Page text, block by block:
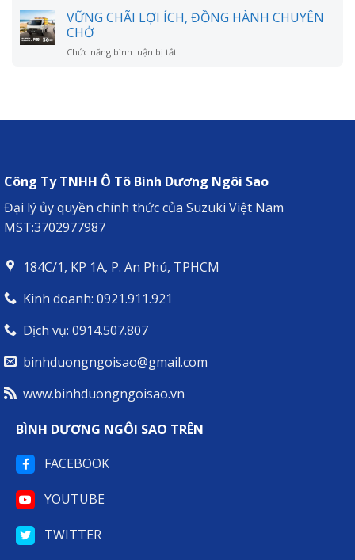
đồn?
MỞ
MỪNG
ANH
VĂN
XL7
ĐỒNG
HÀNH
LÝ
HÀNH
VỮNG CHÃI LỢI ÍCH, ĐỒNG HÀNH CHUYÊN
CHỞ
Chức năng bình luận bị tắtở
ĐỒNG
Công Ty TNHH Ô Tô Bình Dương Ngôi Sao
Đại lý ủy quyền chính thức của Suzuki Việt Nam
MST:3702977987
184C/1, KP 1A, P. An Phú, TPHCM
Kinh doanh: 0921.911.921
Dịch vụ: 0914.507.807
binhduongngoisao@gmail.com
www.binhduongngoisao.vn
BÌNH DƯƠNG NGÔI SAO TRÊN
FACEBOOK
YOUTUBE
TWITTER